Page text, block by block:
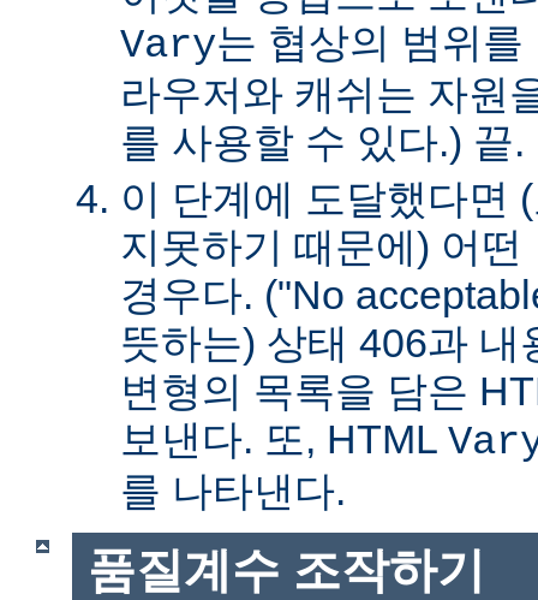
Vary는 협상의 범위
라우저와 캐쉬는 자원
를 사용할 수 있다.) 끝.
이 단계에 도달했다면
지못하기 때문에) 어
경우다. ("No
뜻하는) 상태 406과 내
변형의 목록을 담은
보낸다. 또, HTML
를 나타낸다.
품질계수 조작하기